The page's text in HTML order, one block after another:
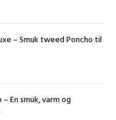
– Smuk tweed Poncho til
En smuk, varm og